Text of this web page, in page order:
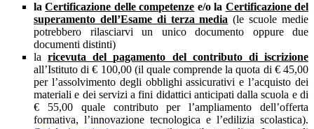
laCertificazione delle competenze e/o la Certificazione del
superamento dell’Esame di terza media (le scuole medie
potrebbero rilasciarvi un unico documento oppure due
documenti distinti)
laricevuta delpagamento del contributo di iscrizione
all’Istituto di € 100,00 (il qualecomprende la quota di € 45,00
per l’assolvimento degli obblighi assicurativi e l’acquisto dei
materiali e dei servizi a fini didattici anticipati dalla scuola e di
€ 55,00 quale contributo per l’ampliamento dell’offerta
formativa, l’innovazione tecnologica e l’edilizia scolastica).